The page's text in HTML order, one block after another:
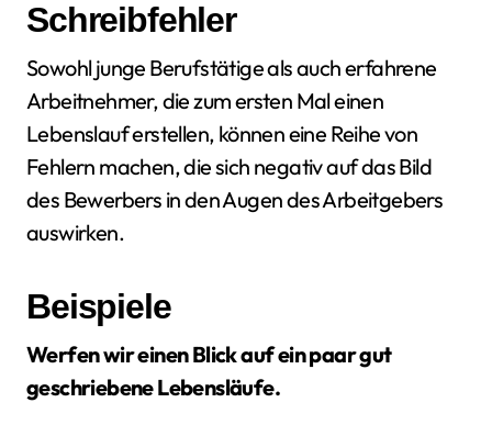
Schreibfehler
Sowohl junge Berufstätige als auch erfahrene
Arbeitnehmer, die zum ersten Mal einen
Lebenslauf erstellen, können eine Reihe von
Fehlern machen, die sich negativ auf das Bild
des Bewerbers in den Augen des Arbeitgebers
auswirken.
Beispiele
Werfen wir einen Blick auf ein paar gut
geschriebene Lebensläufe.